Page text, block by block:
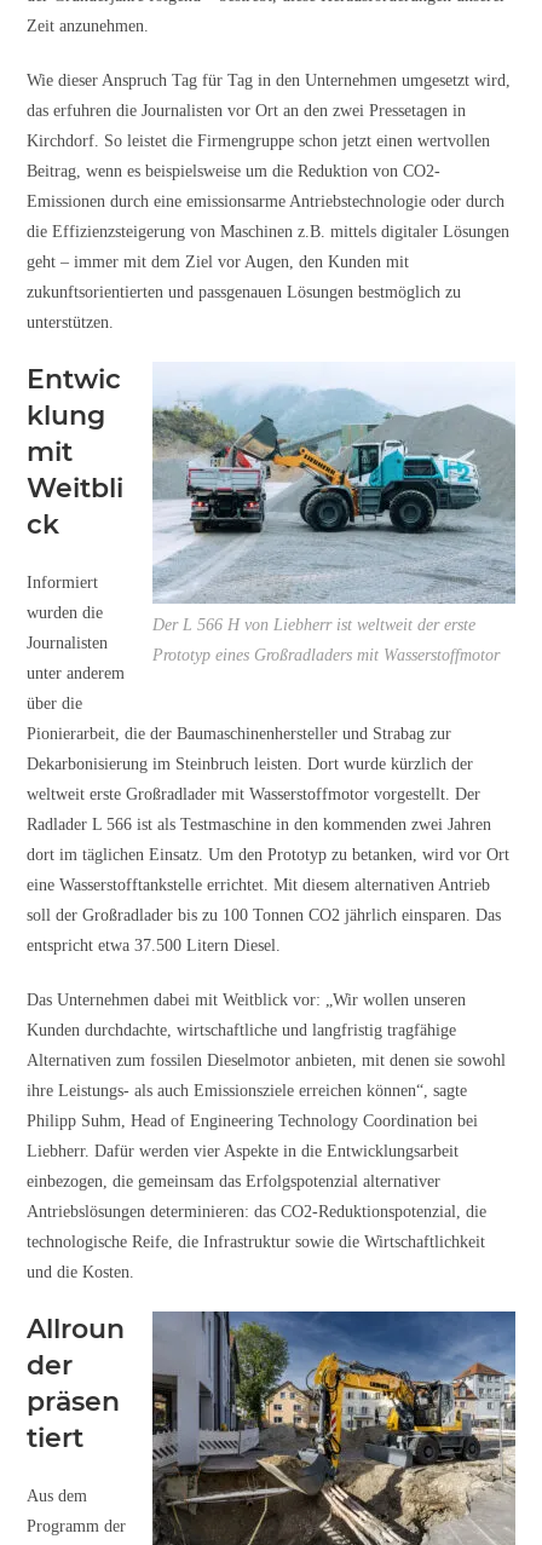
Zeit anzunehmen.
Wie dieser Anspruch Tag für Tag in den Unternehmen umgesetzt wird,
das erfuhren die Journalisten vor Ort an den zwei Pressetagen in
Kirchdorf. So leistet die Firmengruppe schon jetzt einen wertvollen
Beitrag, wenn es beispielsweise um die Reduktion von CO2-
Emissionen durch eine emissionsarme Antriebstechnologie oder durch
die Effizienzsteigerung von Maschinen z.B. mittels digitaler Lösungen
geht – immer mit dem Ziel vor Augen, den Kunden mit
zukunftsorientierten und passgenauen Lösungen bestmöglich zu
unterstützen.
Der L 566 H von Liebherr ist weltweit der erste
Prototyp eines Großradladers mit Wasserstoffmotor
Entwic
klung
mit
Weitbli
ck
Informiert
wurden die
Journalisten
unter anderem
über die
Pionierarbeit, die der Baumaschinenhersteller und Strabag zur
Dekarbonisierung im Steinbruch leisten. Dort wurde kürzlich der
weltweit erste Großradlader mit Wasserstoffmotor vorgestellt. Der
Radlader L 566 ist als Testmaschine in den kommenden zwei Jahren
dort im täglichen Einsatz. Um den Prototyp zu betanken, wird vor Ort
eine Wasserstofftankstelle errichtet. Mit diesem alternativen Antrieb
soll der Großradlader bis zu 100 Tonnen CO2 jährlich einsparen. Das
entspricht etwa 37.500 Litern Diesel.
Das Unternehmen dabei mit Weitblick vor: „Wir wollen unseren
Kunden durchdachte, wirtschaftliche und langfristig tragfähige
Alternativen zum fossilen Dieselmotor anbieten, mit denen sie sowohl
ihre Leistungs- als auch Emissionsziele erreichen können“, sagte
Philipp Suhm, Head of Engineering Technology Coordination bei
Liebherr. Dafür werden vier Aspekte in die Entwicklungsarbeit
einbezogen, die gemeinsam das Erfolgspotenzial alternativer
Antriebslösungen determinieren: das CO2-Reduktionspotenzial, die
technologische Reife, die Infrastruktur sowie die Wirtschaftlichkeit
und die Kosten.
Allroun
der
präsen
tiert
Aus dem
Programm der